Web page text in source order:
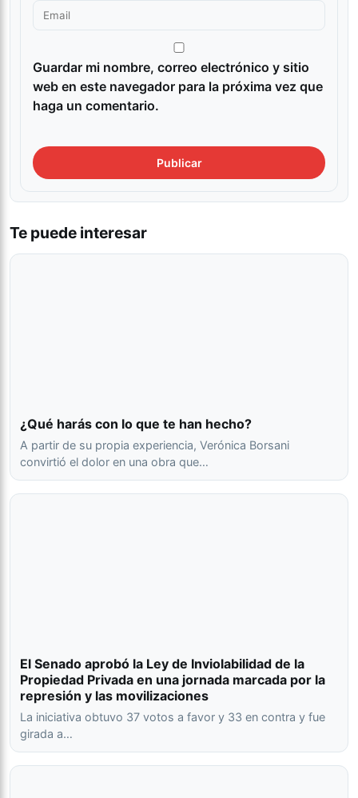
Guardar mi nombre, correo electrónico y sitio
web en este navegador para la próxima vez que
haga un comentario.
Te puede interesar
¿Qué harás con lo que te han hecho?
A partir de su propia experiencia, Verónica Borsani
convirtió el dolor en una obra que…
El Senado aprobó la Ley de Inviolabilidad de la
Propiedad Privada en una jornada marcada por la
represión y las movilizaciones
La iniciativa obtuvo 37 votos a favor y 33 en contra y fue
girada a…